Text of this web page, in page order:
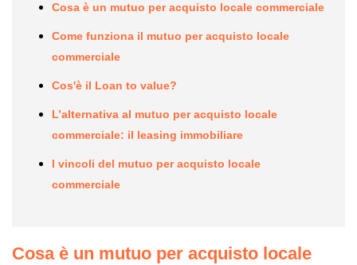
Cosa è un mutuo per acquisto locale commerciale
Come funziona il mutuo per acquisto locale
commerciale
Cos'è il Loan to value?
L’alternativa al mutuo per acquisto locale
commerciale: il leasing immobiliare
I vincoli del mutuo per acquisto locale
commerciale
Cosa è un mutuo per acquisto locale